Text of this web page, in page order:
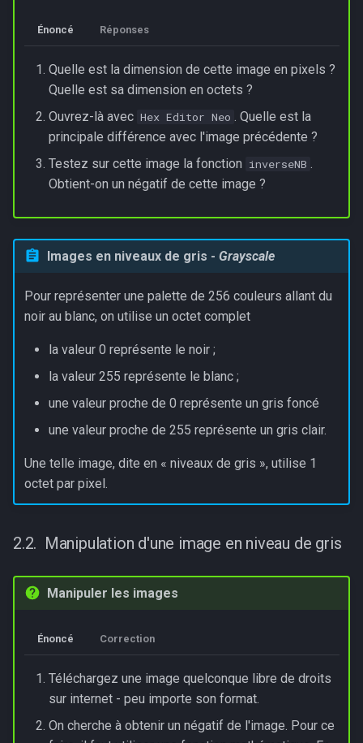
Énoncé Réponses
Quelle est la dimension de cette image en pixels ?
Quelle est sa dimension en octets ?
Ouvrez-là avec Hex Editor Neo . Quelle est la
principale différence avec l'image précédente ?
Testez sur cette image la fonction inverseNB .
Obtient-on un négatif de cette image ?
Images en niveaux de gris - Grayscale
Pour représenter une palette de 256 couleurs allant du
noir au blanc, on utilise un octet complet
la valeur 0 représente le noir ;
la valeur 255 représente le blanc ;
une valeur proche de 0 représente un gris foncé
une valeur proche de 255 représente un gris clair.
Une telle image, dite en « niveaux de gris », utilise 1
octet par pixel.
Manipulation d'une image en niveau de gris
Manipuler les images
Énoncé Correction
Téléchargez une image quelconque libre de droits
sur internet - peu importe son format.
On cherche à obtenir un négatif de l'image. Pour ce